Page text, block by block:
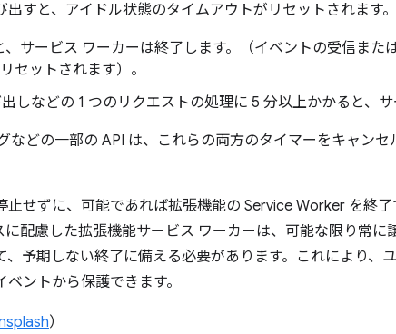
すと、アイドル状態のタイムアウトがリセットされます
サービス ワーカーは終了します。（イベントの受信また
セットされます）。
しなどの 1 つのリクエストの処理に 5 分以上かかると、サ
などの一部の API は、これらの両方のタイマーをキャン
止せずに、可能であれば拡張機能の Service Worker を終
に配慮した拡張機能サービス ワーカーは、可能な限り常に
、予期しない終了に備える必要があります。これにより、
ントから保護できます。
）